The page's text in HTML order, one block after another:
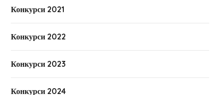
Конкурси 2021
Конкурси 2022
Конкурси 2023
Конкурси 2024